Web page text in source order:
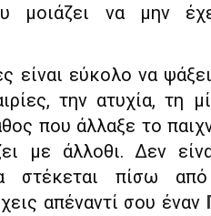
μοιάζει να μην
είναι εύκολο να
την ατυχία,
που άλλαξε το
με άλλοθι. Δεν
στέκεται πίσω από
απέναντί σου έναν